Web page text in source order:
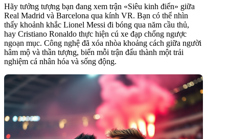
Hãy tưởng tượng bạn đang xem trận «Siêu kinh điển» giữa
Real Madrid và Barcelona qua kính VR. Bạn có thể nhìn
thấy khoảnh khắc Lionel Messi đi bóng qua năm cầu thủ,
hay Cristiano Ronaldo thực hiện cú xe đạp chổng ngược
ngoạn mục. Công nghệ đã xóa nhòa khoảng cách giữa người
hâm mộ và thần tượng, biến mỗi trận đấu thành một trải
nghiệm cá nhân hóa và sống động.